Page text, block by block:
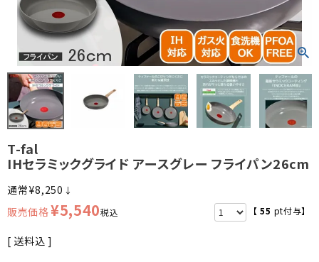
T-fal
IHセラミックグライド アースグレー フライパン26cm
¥8,250 ↓
¥5,540税込 【 55 pt付与】
送料込